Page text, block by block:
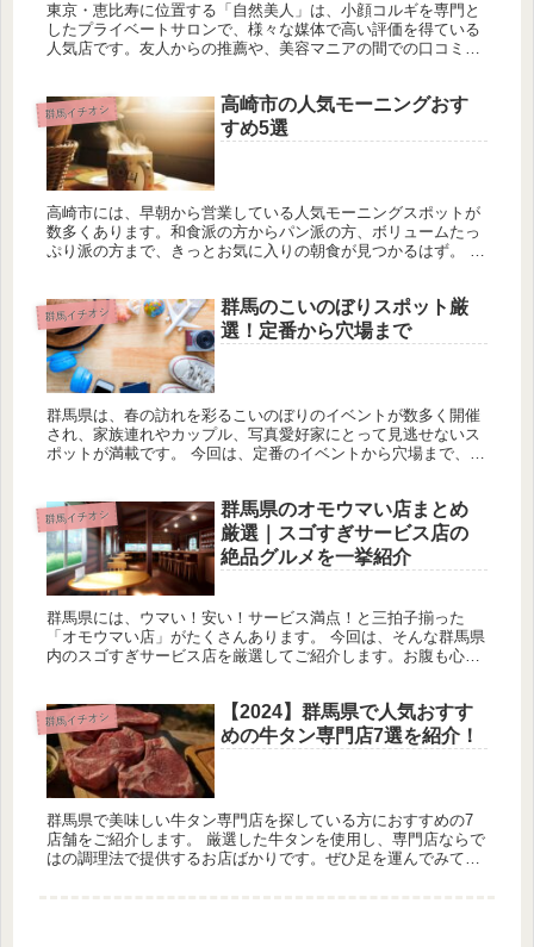
東京・恵比寿に位置する「自然美人」は、小顔コルギを専門と
したプライベートサロンで、様々な媒体で高い評価を得ている
人気店です。友人からの推薦や、美容マニアの間での口コミで
群馬イチオシ
高崎市の人気モーニングおす
すめ5選
高崎市には、早朝から営業している人気モーニングスポットが
数多くあります。和食派の方からパン派の方、ボリュームたっ
ぷり派の方まで、きっとお気に入りの朝食が見つかるはず。 今
群馬イチオシ
群馬のこいのぼりスポット厳
選！定番から穴場まで
群馬県は、春の訪れを彩るこいのぼりのイベントが数多く開催
され、家族連れやカップル、写真愛好家にとって見逃せないス
ポットが満載です。 今回は、定番のイベントから穴場まで、群
群馬イチオシ
群馬県のオモウマい店まとめ
厳選｜スゴすぎサービス店の
絶品グルメを一挙紹介
群馬県には、ウマい！安い！サービス満点！と三拍子揃った
「オモウマい店」がたくさんあります。 今回は、そんな群馬県
内のスゴすぎサービス店を厳選してご紹介します。お腹も心も
群馬イチオシ
【2024】群馬県で人気おすす
めの牛タン専門店7選を紹介！
群馬県で美味しい牛タン専門店を探している方におすすめの7
店舗をご紹介します。 厳選した牛タンを使用し、専門店ならで
はの調理法で提供するお店ばかりです。ぜひ足を運んでみてく